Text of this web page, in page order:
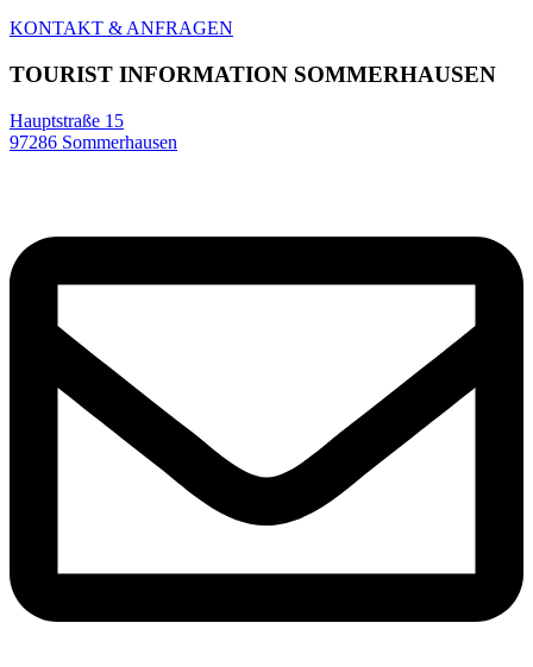
KONTAKT & ANFRAGEN
TOURIST INFORMATION SOMMERHAUSEN
Hauptstraße 15
97286 Sommerhausen